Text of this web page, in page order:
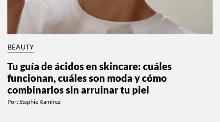
BEAUTY
Tu guía de ácidos en skincare: cuáles
funcionan, cuáles son moda y cómo
combinarlos sin arruinar tu piel
Por:Stephie Ramírez